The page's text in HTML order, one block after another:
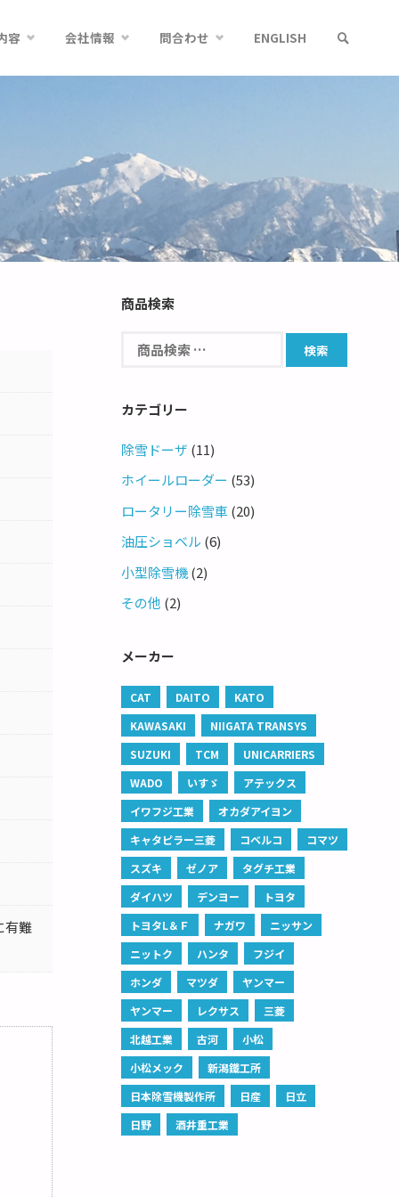
容 会社情報 問合わせ ENGLISH
有難
商品検索
カテゴリー
除雪ドーザ (11)
ホイールローダー (53)
ロータリー除雪車 (20)
油圧ショベル (6)
小型除雪機 (2)
その他 (2)
メーカー
CAT DAITO
KATO
KAWASAKI
NIIGATA TRANSYS
SUZUKI
TCM
UNICARRIERS
WADO
いすゞ
アテックス
イワフジ工業
オカダアイヨン
キャタピラー三菱
コベルコ
コマツ
スズキ
ゼノア
タグチ工業
ダイハツ
デンヨー
トヨタ
トヨタL＆Ｆ
ナガワ
ニッサン
ニットク
ハンタ
フジイ
ホンダ
マツダ
ヤンマー
ヤンマー
レクサス
三菱
北越工業
古河
小松
小松メック
新潟鐵工所
日本除雪機製作所
日産
日立
日野
酒井重工業